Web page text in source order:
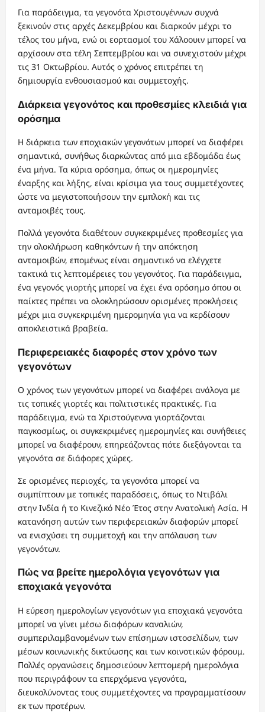
Για παράδειγμα, τα γεγονότα Χριστουγέννων συχνά
ξεκινούν στις αρχές Δεκεμβρίου και διαρκούν μέχρι το
τέλος του μήνα, ενώ οι εορτασμοί του Χάλοουιν μπορεί να
αρχίσουν στα τέλη Σεπτεμβρίου και να συνεχιστούν μέχρι
τις 31 Οκτωβρίου. Αυτός ο χρόνος επιτρέπει τη
δημιουργία ενθουσιασμού και συμμετοχής.
Διάρκεια γεγονότος και προθεσμίες κλειδιά για
ορόσημα
Η διάρκεια των εποχιακών γεγονότων μπορεί να διαφέρει
σημαντικά, συνήθως διαρκώντας από μια εβδομάδα έως
ένα μήνα. Τα κύρια ορόσημα, όπως οι ημερομηνίες
έναρξης και λήξης, είναι κρίσιμα για τους συμμετέχοντες
ώστε να μεγιστοποιήσουν την εμπλοκή και τις
ανταμοιβές τους.
Πολλά γεγονότα διαθέτουν συγκεκριμένες προθεσμίες για
την ολοκλήρωση καθηκόντων ή την απόκτηση
ανταμοιβών, επομένως είναι σημαντικό να ελέγχετε
τακτικά τις λεπτομέρειες του γεγονότος. Για παράδειγμα,
ένα γεγονός γιορτής μπορεί να έχει ένα ορόσημο όπου οι
παίκτες πρέπει να ολοκληρώσουν ορισμένες προκλήσεις
μέχρι μια συγκεκριμένη ημερομηνία για να κερδίσουν
αποκλειστικά βραβεία.
Περιφερειακές διαφορές στον χρόνο των
γεγονότων
Ο χρόνος των γεγονότων μπορεί να διαφέρει ανάλογα με
τις τοπικές γιορτές και πολιτιστικές πρακτικές. Για
παράδειγμα, ενώ τα Χριστούγεννα γιορτάζονται
παγκοσμίως, οι συγκεκριμένες ημερομηνίες και συνήθειες
μπορεί να διαφέρουν, επηρεάζοντας πότε διεξάγονται τα
γεγονότα σε διάφορες χώρες.
Σε ορισμένες περιοχές, τα γεγονότα μπορεί να
συμπίπτουν με τοπικές παραδόσεις, όπως το Ντιβάλι
στην Ινδία ή το Κινεζικό Νέο Έτος στην Ανατολική Ασία. Η
κατανόηση αυτών των περιφερειακών διαφορών μπορεί
να ενισχύσει τη συμμετοχή και την απόλαυση των
γεγονότων.
Πώς να βρείτε ημερολόγια γεγονότων για
εποχιακά γεγονότα
Η εύρεση ημερολογίων γεγονότων για εποχιακά γεγονότα
μπορεί να γίνει μέσω διαφόρων καναλιών,
συμπεριλαμβανομένων των επίσημων ιστοσελίδων, των
μέσων κοινωνικής δικτύωσης και των κοινοτικών φόρουμ.
Πολλές οργανώσεις δημοσιεύουν λεπτομερή ημερολόγια
που περιγράφουν τα επερχόμενα γεγονότα,
διευκολύνοντας τους συμμετέχοντες να προγραμματίσουν
εκ των προτέρων.